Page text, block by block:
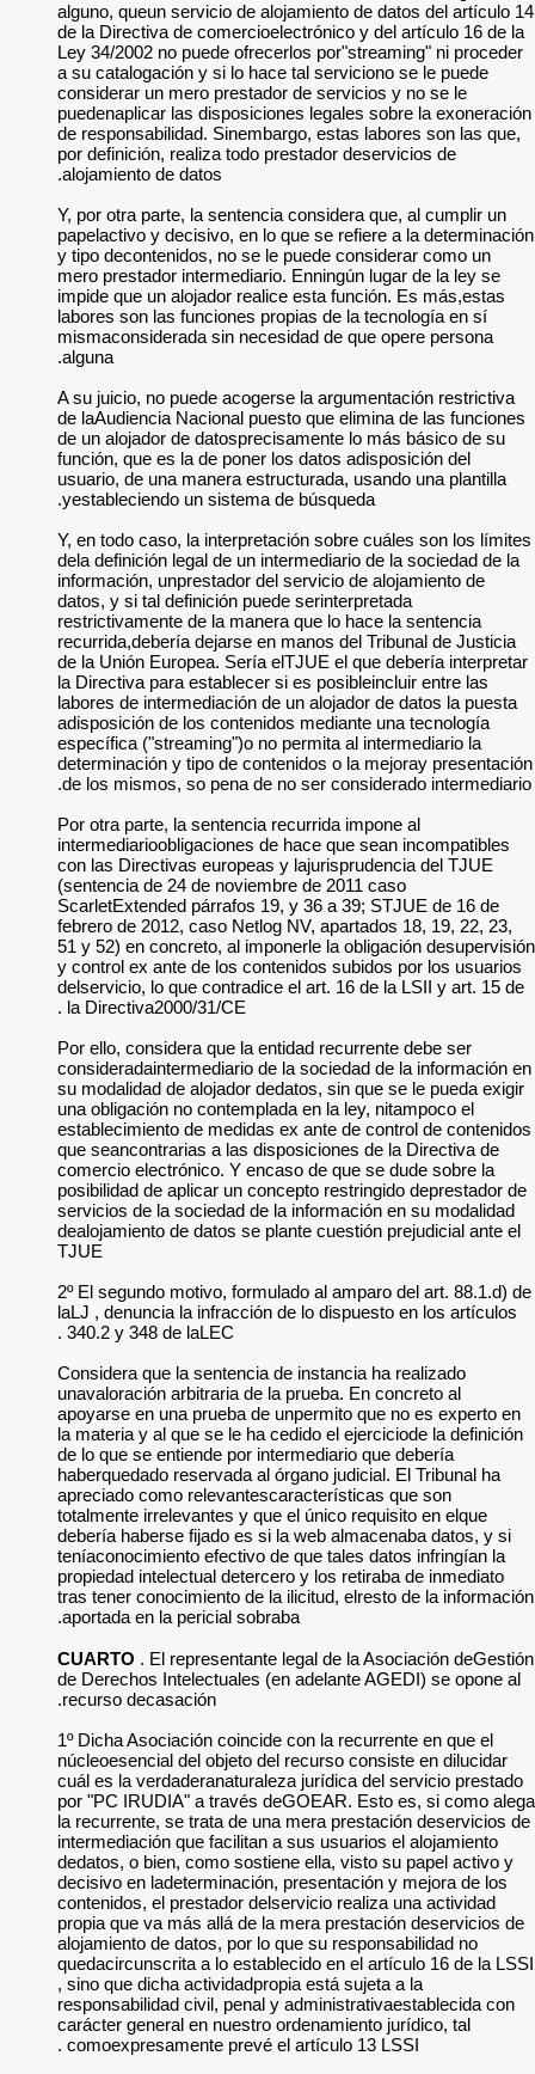
alguno, queun
de la Directiva de
Ley 34/2002 no
a su catalogación
considerar un
puedenaplicar las
de
por definición,
Y, por otra parte, la
papelactivo y
y tipo
mero prestador
impide que un
labores son las
mismaconsiderada
A su juicio, no
de laAudiencia
de un alojador de
función, que es la
usuario, de una
Y, en todo caso, la
dela definición
información,
datos, y si tal
restrictivamente de
recurrida,debería
de la Unión
la Directiva para
labores de
adisposición de los
específica
determinación y
de los mismos, so
Por otra parte, la
con las Directivas
(sentencia de 24
ScarletExtended
febrero de 2012,
51 y 52) en
y control ex ante
delservicio, lo que
Por ello, considera
su modalidad de
una obligación no
establecimiento de
que
comercio
posibilidad de
servicios de la
dealojamiento de
2º El segundo
laLJ , denuncia la
Considera que la
unavaloración
apoyarse en una
la materia y al que
de lo que se
haberquedado
apreciado como
totalmente
debería haberse
teníaconocimiento
propiedad
tras tener
CUARTO. El
de Derechos
1º Dicha
núcleoesencial del
cuál es la
por "PC IRUDIA" a
la recurrente, se
intermediación que
dedatos, o bien,
decisivo en
contenidos, el
propia que va más
alojamiento de
quedacircunscrita
, sino que dicha
responsabilidad
carácter general